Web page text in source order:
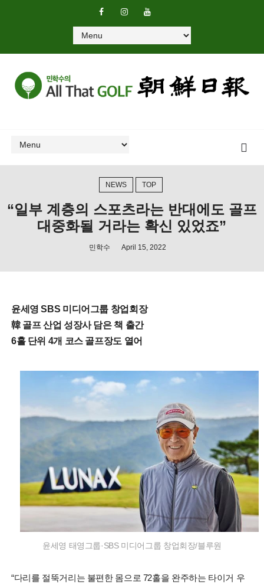
NEWS TOP
“일부 계층의 스포츠라는 반대에도 골프
대중화될 거라는 확신 있었죠”
민학수 April 15, 2022
윤세영 SBS 미디어그룹 창업회장
韓 골프 산업 성장사 담은 책 출간
6홀 단위 4개 코스 골프장도 열어
윤세영 태영그룹·SBS 미디어그룹 창업회장/블루원
“다리를 절뚝거리는 불편한 몸으로 72홀을 완주하는 타이거 우